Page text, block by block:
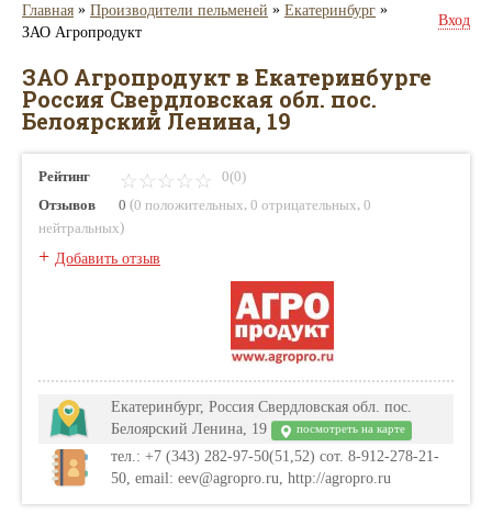
Главная » Производители пельменей » Екатеринбург »
ЗАО Агропродукт
Вход
ЗАО Агропродукт в Екатеринбурге
Россия Свердловская обл. пос.
Белоярский Ленина, 19
Рейтинг
0(0)
Отзывов
0 (0 положительных 0 отрицательных 0
нейтральных)
+ Добавить отзыв
Екатеринбург, Россия Свердловская обл. пос.
Белоярский Ленина, 19
посмотреть на карте
тел.: +7 (343) 282-97-50(51,52) сот. 8-912-278-21-
50, email: eev@agropro.ru, http://agropro.ru